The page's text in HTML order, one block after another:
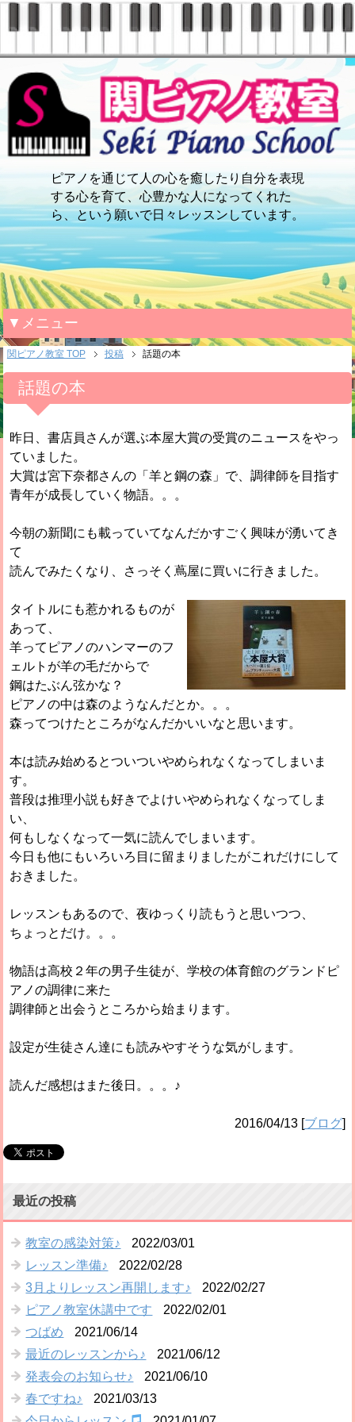
ピアノを通じて人の心を癒したり自分を表現
する心を育て、心豊かな人になってくれた
ら、という願いで日々レッスンしています。
▼メニュー
関ピアノ教室 TOP 投稿 話題の本
話題の本
昨日、書店員さんが選ぶ本屋大賞の受賞のニュースをやっ
ていました。
大賞は宮下奈都さんの「羊と鋼の森」で、調律師を目指す
青年が成長していく物語。。。
今朝の新聞にも載っていてなんだかすごく興味が湧いてき
て
読んでみたくなり、さっそく蔦屋に買いに行きました。
タイトルにも惹かれるものが
あって、
羊ってピアノのハンマーのフ
ェルトが羊の毛だからで
鋼はたぶん弦かな？
ピアノの中は森のようなんだとか。。。
森ってつけたところがなんだかいいなと思います。
本は読み始めるとついついやめられなくなってしまいま
す。
普段は推理小説も好きでよけいやめられなくなってしま
い、
何もしなくなって一気に読んでしまいます。
今日も他にもいろいろ目に留まりましたがこれだけにして
おきました。
レッスンもあるので、夜ゆっくり読もうと思いつつ、
ちょっとだけ。。。
物語は高校２年の男子生徒が、学校の体育館のグランドピ
アノの調律に来た
調律師と出会うところから始まります。
設定が生徒さん達にも読みやすそうな気がします。
読んだ感想はまた後日。。。♪
2016/04/13[ブログ]
最近の投稿
教室の感染対策♪
2022/03/01
レッスン準備♪
2022/02/28
3月よりレッスン再開します♪
2022/02/27
ピアノ教室休講中です
2022/02/01
つばめ
2021/06/14
最近のレッスンから♪
2021/06/12
発表会のお知らせ♪
2021/06/10
春ですね♪
2021/03/13